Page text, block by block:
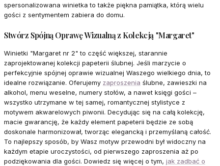
spersonalizowana winietka to także piękna pamiątka, którą wielu
gości z sentymentem zabiera do domu.
Stwórz Spójną Oprawę Wizualną z Kolekcją "Margaret"
Winietki "Margaret nr 2" to część większej, starannie
zaprojektowanej kolekcji papeterii ślubnej. Jeśli marzycie o
perfekcyjnie spójnej oprawie wizualnej Waszego wielkiego dnia, to
idealne rozwiązanie. Oferujemy zaproszenia ślubne, zawieszki na
alkohol, menu weselne, numery stołów, a nawet księgi gości –
wszystko utrzymane w tej samej, romantycznej stylistyce z
motywem akwarelowych piwonii. Decydując się na całą kolekcję,
macie gwarancję, że każdy element papeterii będzie ze sobą
doskonale harmonizował, tworząc elegancką i przemyślaną całość.
To najlepszy sposób, by Wasz motyw przewodni był widoczny na
każdym etapie uroczystości, od pierwszego zaproszenia aż po
podziękowania dla gości. Dowiedz się więcej o tym, jak zadbać o